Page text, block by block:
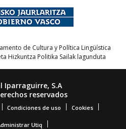
de Cultura y Política Lingüística
Hizkuntza Politika Sailak lagunduta
Iparraguirre, S.A
reservados
Condiciones de uso Cookies
Utiq